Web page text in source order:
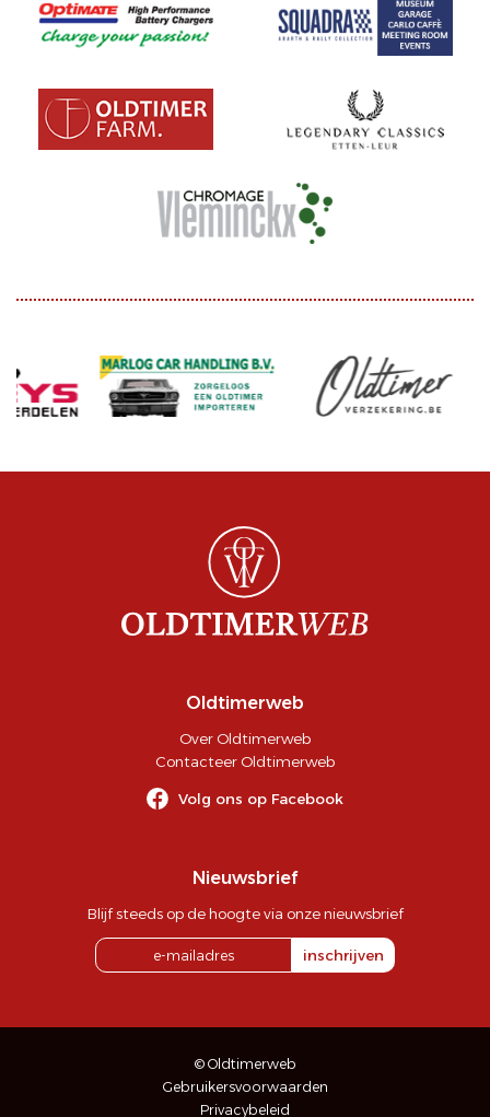
Oldtimerweb
Over Oldtimerweb
Contacteer Oldtimerweb
Volg ons op Facebook
Nieuwsbrief
Blijf steeds op de hoogte via onze nieuwsbrief
inschrijven
© Oldtimerweb
Gebruikersvoorwaarden
Privacybeleid